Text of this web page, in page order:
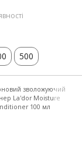
145 мл
500